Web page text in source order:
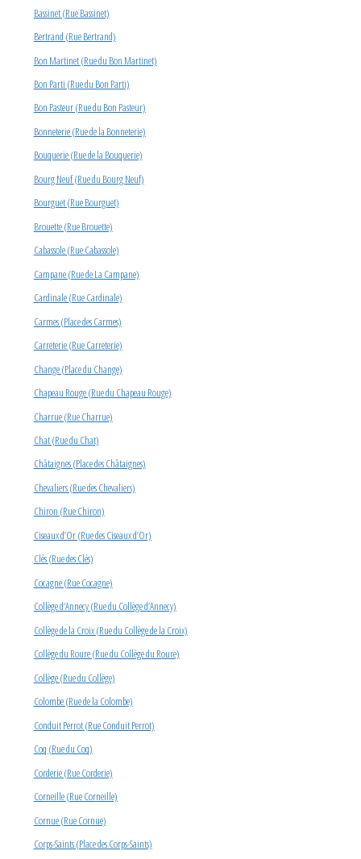
Bassinet (Rue Bassinet)
Bertrand (Rue Bertrand)
Bon Martinet (Rue du Bon Martinet)
Bon Parti (Rue du Bon Parti)
Bon Pasteur (Rue du Bon Pasteur)
Bonneterie (Rue de la Bonneterie)
Bouquerie (Rue de la Bouquerie)
Bourg Neuf (Rue du Bourg Neuf)
Bourguet (Rue Bourguet)
Brouette (Rue Brouette)
Cabassole (Rue Cabassole)
Campane (Rue de La Campane)
Cardinale (Rue Cardinale)
Carmes (Place des Carmes)
Carreterie (Rue Carreterie)
Change (Place du Change)
Chapeau Rouge (Rue du Chapeau Rouge)
Charrue (Rue Charrue)
Chat (Rue du Chat)
Châtaignes (Place des Châtaignes)
Chevaliers (Rue des Chevaliers)
Chiron (Rue Chiron)
Ciseaux d’Or (Rue des Ciseaux d’Or)
Clés (Rue des Clés)
Cocagne (Rue Cocagne)
Collège d’Annecy (Rue du Collège d’Annecy)
Collège de la Croix (Rue du Collège de la Croix)
Collège du Roure (Rue du Collège du Roure)
Collège (Rue du Collège)
Colombe (Rue de la Colombe)
Conduit Perrot (Rue Conduit Perrot)
Coq (Rue du Coq)
Corderie (Rue Corderie)
Corneille (Rue Corneille)
Cornue (Rue Cornue)
Corps-Saints (Place des Corps-Saints)